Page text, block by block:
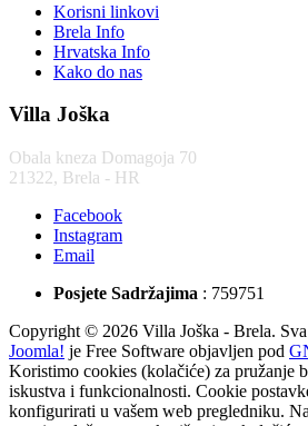
Korisni linkovi
Brela Info
Hrvatska Info
Kako do nas
Villa Joška
Obala kneza Domagoja 70
21322, Brela - HR
Facebook
Instagram
Email
Posjete Sadržajima : 759751
Copyright © 2026 Villa Joška - Brela.
Joomla! je Free Software objavljen pod
Koristimo cookies (kolačiće) za pružanje
iskustva i funkcionalnosti. Cookie
konfigurirati u vašem web pregledniku.